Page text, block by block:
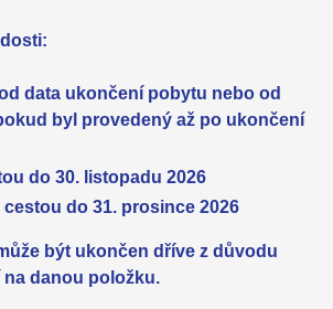
data ukončení pobytu nebo od
byl provedený až po ukončení
do 30. listopadu 2026
do 31. prosince 2026
být ukončen dříve z důvodu
danou položku.